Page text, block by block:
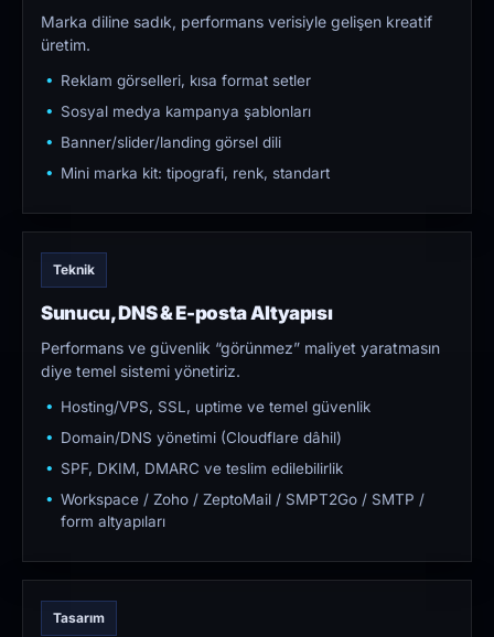
Marka diline sadık, performans verisiyle gelişen kreatif
üretim.
Reklam görselleri, kısa format setler
Sosyal medya kampanya şablonları
Banner/slider/landing görsel dili
Mini marka kit: tipografi, renk, standart
Teknik
Sunucu, DNS & E-posta Altyapısı
Performans ve güvenlik “görünmez” maliyet yaratmasın
diye temel sistemi yönetiriz.
Hosting/VPS, SSL, uptime ve temel güvenlik
Domain/DNS yönetimi (Cloudflare dâhil)
SPF, DKIM, DMARC ve teslim edilebilirlik
Workspace / Zoho / ZeptoMail / SMPT2Go / SMTP /
form altyapıları
Tasarım